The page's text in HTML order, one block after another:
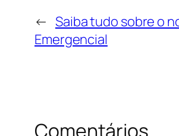
← Saiba tudo sobre o
Emergencial